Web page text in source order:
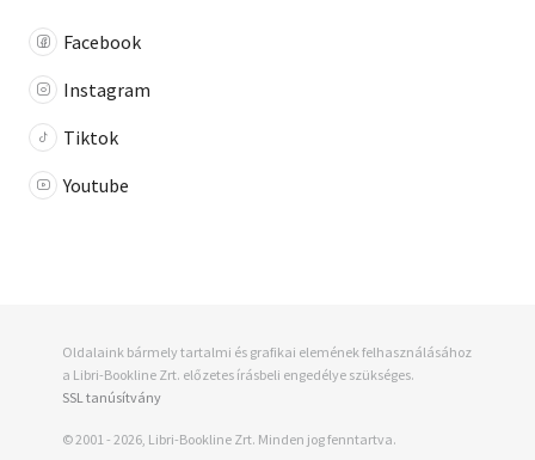
Facebook
Instagram
Tiktok
Youtube
Oldalaink bármely tartalmi és grafikai elemének felhasználásához
a Libri-Bookline Zrt. előzetes írásbeli engedélye szükséges.
SSL tanúsítvány
© 2001 - 2026, Libri-Bookline Zrt. Minden jog fenntartva.